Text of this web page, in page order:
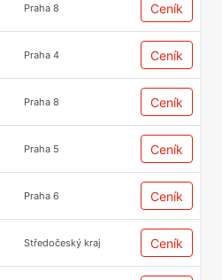
Praha 8 Ceník
Praha 4 Ceník
Praha 8 Ceník
Praha 5 Ceník
Praha 6 Ceník
Středočeský kraj Ceník